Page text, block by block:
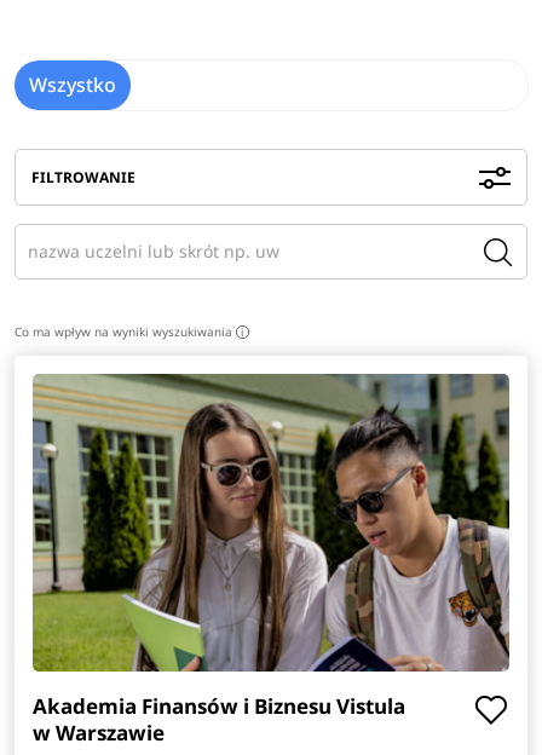
Wszystko
FILTROWANIE
Co ma wpływ na wyniki wyszukiwania i
Akademia Finansów i Biznesu Vistula
w Warszawie